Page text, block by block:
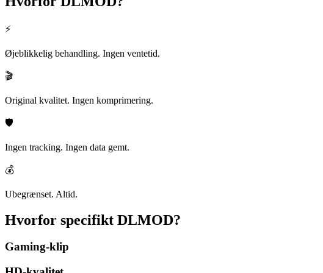
⚡
Øjeblikkelig behandling. Ingen ventetid.
🎬
Original kvalitet. Ingen komprimering.
🛡️
Ingen tracking. Ingen data gemt.
💰
Ubegrænset. Altid.
Hvorfor specifikt DLMOD?
Gaming-klip